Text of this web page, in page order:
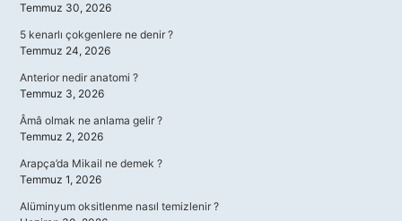
Temmuz 30, 2026
5 kenarlı çokgenlere ne denir ?
Temmuz 24, 2026
Anterior nedir anatomi ?
Temmuz 3, 2026
Âmâ olmak ne anlama gelir ?
Temmuz 2, 2026
Arapça’da Mikail ne demek ?
Temmuz 1, 2026
Alüminyum oksitlenme nasıl temizlenir ?